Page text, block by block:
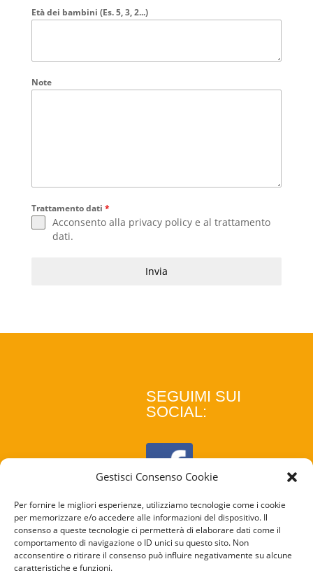
Gestisci Consenso Cookie
Per fornire le migliori esperienze, utilizziamo tecnologie come i cookie
per memorizzare e/o accedere alle informazioni del dispositivo. Il
consenso a queste tecnologie ci permetterà di elaborare dati come il
comportamento di navigazione o ID unici su questo sito. Non
acconsentire o ritirare il consenso può influire negativamente su alcune
caratteristiche e funzioni.
Età dei bambini (Es. 5, 3, 2...)
Note
Trattamento dati *
Acconsento alla privacy policye al trattamento
dati.
Invia
SEGUIMI SUI
SOCIAL: